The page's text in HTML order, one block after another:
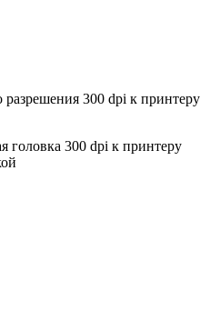
300 dpi к принтеру
300 dpi к принтеру